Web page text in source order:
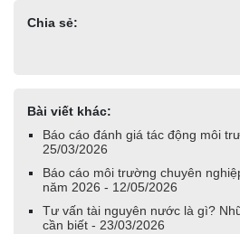
Chia sẻ:
Bài viết khác:
Báo cáo đánh giá tác động môi
25/03/2026
Báo cáo môi trường chuyên
năm 2026 - 12/05/2026
Tư vấn tài nguyên nước là gì?
cần biết - 23/03/2026